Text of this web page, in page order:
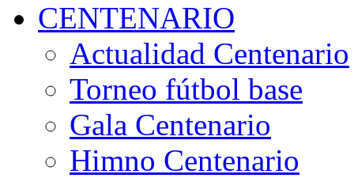
CENTENARIO
Actualidad Centenario
Torneo fútbol base
Gala Centenario
Himno Centenario